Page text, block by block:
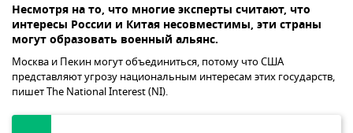
Несмотря на то, что многие эксперты считают, что
интересы России и Китая несовместимы, эти страны
могут образовать военный альянс.
Москва и Пекин могут объединиться, потому что США
представляют угрозу национальным интересам этих государств,
пишет The National Interest (NI).